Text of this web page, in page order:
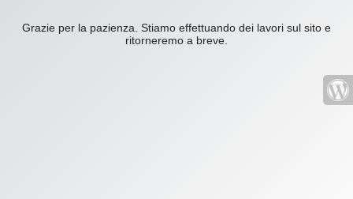
Grazie per la pazienza. Stiamo effettuando dei lavori sul sito e
ritorneremo a breve.